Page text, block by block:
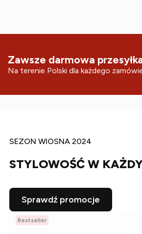
Zawsze darmowa
Na terenie Polski dla każdego
SEZON WIOSNA 2024
STYLOWOŚĆ W
Sprawdź promocje
Bestseller